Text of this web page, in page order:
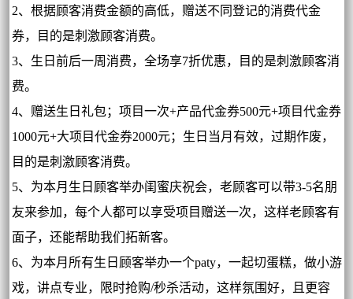
2、根据顾客消费金额的高低，赠送不同登记的消费代金
券，目的是刺激顾客消费。
3、生日前后一周消费，全场享7折优惠，目的是刺激顾客消
费。
4、赠送生日礼包；项目一次+产品代金券500元+项目代金券
1000元+大项目代金券2000元；生日当月有效，过期作废，
目的是刺激顾客消费。
5、为本月生日顾客举办闺蜜庆祝会，老顾客可以带3-5名朋
友来参加，每个人都可以享受项目赠送一次，这样老顾客有
面子，还能帮助我们拓新客。
6、为本月所有生日顾客举办一个paty，一起切蛋糕，做小游
戏，讲点专业，限时抢购/秒杀活动，这样氛围好，且更容